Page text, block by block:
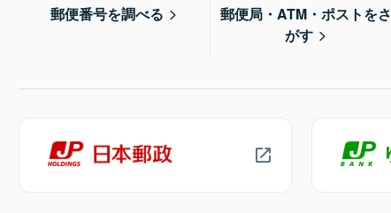
郵便番号を調べる
郵便局・ATM・ポストをさ
がす